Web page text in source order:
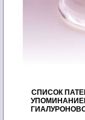
СПИСОК